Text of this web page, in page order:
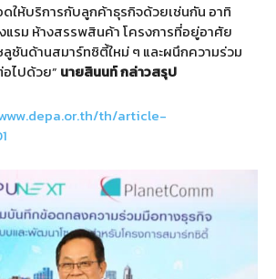
ห้บริการกับลูกค้าธุรกิจด้วยเช่นกัน อาทิ
แรม ห้างสรรพสินค้า โครงการที่อยู่อาศัย
ชันด้านสมาร์ทซิตี้ใหม่ ๆ และผนึกความร่วม
ไปด้วย” นายสินนท์ กล่าวสรุป
th/article-